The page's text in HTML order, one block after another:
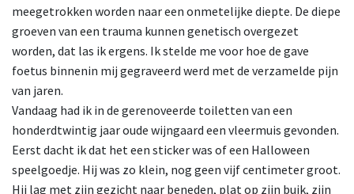
meegetrokken worden naar een onmetelijke diepte. De diepe
groeven van een trauma kunnen genetisch overgezet
worden, dat las ik ergens. Ik stelde me voor hoe de gave
foetus binnenin mij gegraveerd werd met de verzamelde pijn
van jaren.
Vandaag had ik in de gerenoveerde toiletten van een
honderdtwintig jaar oude wijngaard een vleermuis gevonden.
Eerst dacht ik dat het een sticker was of een Halloween
speelgoedje. Hij was zo klein, nog geen vijf centimeter groot.
Hij lag met zijn gezicht naar beneden, plat op zijn buik, zijn